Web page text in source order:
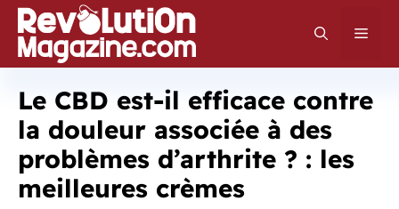
Aller
au
contenu
Le CBD est-il efficace contre
la douleur associée à des
problèmes d’arthrite ? : les
meilleures crèmes